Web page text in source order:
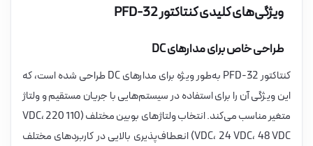
ویژگی‌های کلیدی کنتاکتور PFD-32
طراحی خاص برای مدارهای DC
کنتاکتور PFD-32 به‌طور ویژه برای مدارهای DC طراحی شده است، که
این ویژگی آن را برای استفاده در سیستم‌هایی با جریان مستقیم و ولتاژ
متغیر مناسب می‌کند. انتخاب ولتاژهای بوبین مختلف (110 VDC، 220
VDC، 24 VDC، 48 VDC) انعطاف‌پذیری بالایی در کاربردهای مختلف